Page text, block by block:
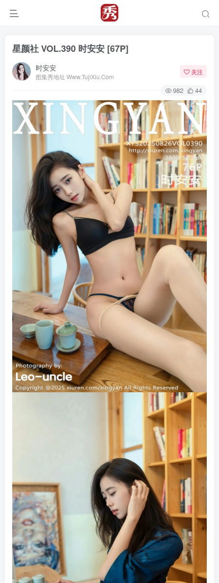
星颜社 VOL.390 时安安 [67P]
时安安
图集秀地址 Www.TujiXiu.Com
关注
982 44